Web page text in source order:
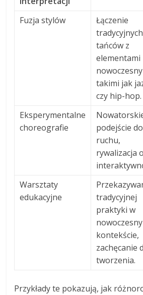
Fuzja stylów
Łączenie
tradycyjnych
tańców z
elementami
takimi jak
czy hip-hop.
Eksperymentalne
choreografie
podejście do
ruchu,
rywalizacja
Warsztaty
edukacyjne
tradycyjnej
praktyki w
kontekście,
zachęcanie
tworzenia.
Przykłady te pokazują, jak